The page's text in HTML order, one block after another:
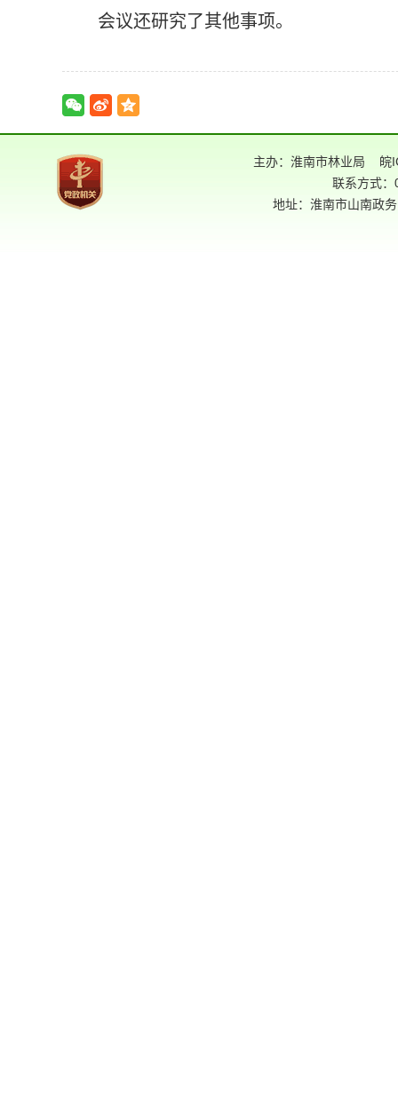
会议还研究了其他事项。
主办：淮南市林业局
皖
联系方式
地址：淮南市山南政